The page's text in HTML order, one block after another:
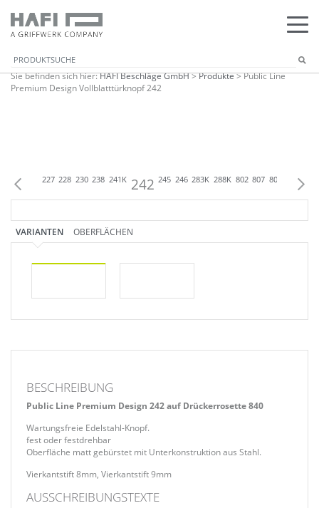
Sie befinden sich hier:HAFI Beschläge GmbH>Produkte>Public Line
Premium Design Vollblatttürknopf 242
218L 227 228 230 238 241K 242 245 246 283K 288K 802 807 809 818
VARIANTEN OBERFLÄCHEN
BESCHREIBUNG
Public Line Premium Design 242auf Drückerrosette 840
Wartungsfreie Edelstahl-Knopf.
fest oder festdrehbar
Oberfläche matt gebürstet mit Unterkonstruktion aus Stahl.
Vierkantstift 8mm, Vierkantstift 9mm
AUSSCHREIBUNGSTEXTE